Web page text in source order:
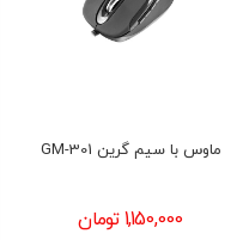
موس با سیم گرین مدل
720,000 تومان